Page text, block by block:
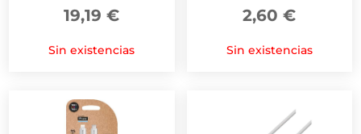
Blanco
19,19€
Sin existencias
2,60€
Sin existencias